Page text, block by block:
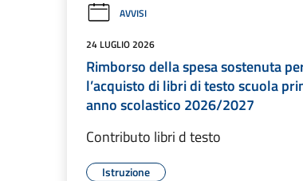
AVVISI
24 LUGLIO 2026
Rimborso della spesa sostenuta
l’acquisto di libri di testo scuola
anno scolastico 2026/2027
Contributo libri d testo
Istruzione